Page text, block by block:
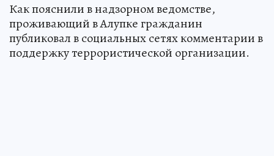
Как пояснили в надзорном ведомстве,
проживающий в Алупке гражданин
публиковал в социальных сетях комментарии в
поддержку террористической организации.